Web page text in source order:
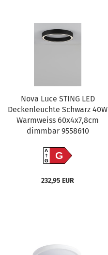
Nova Luce STING LED
Deckenleuchte Schwarz 40W
Warmweiss 60x4x7,8cm
dimmbar 9558610
A
GG
232,95 EUR